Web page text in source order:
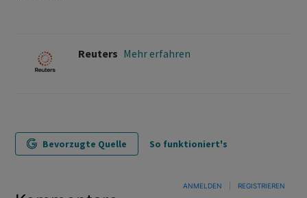
Reuters Mehr erfahren
Bevorzugte Quelle So funktioniert's
ANMELDEN REGISTRIEREN